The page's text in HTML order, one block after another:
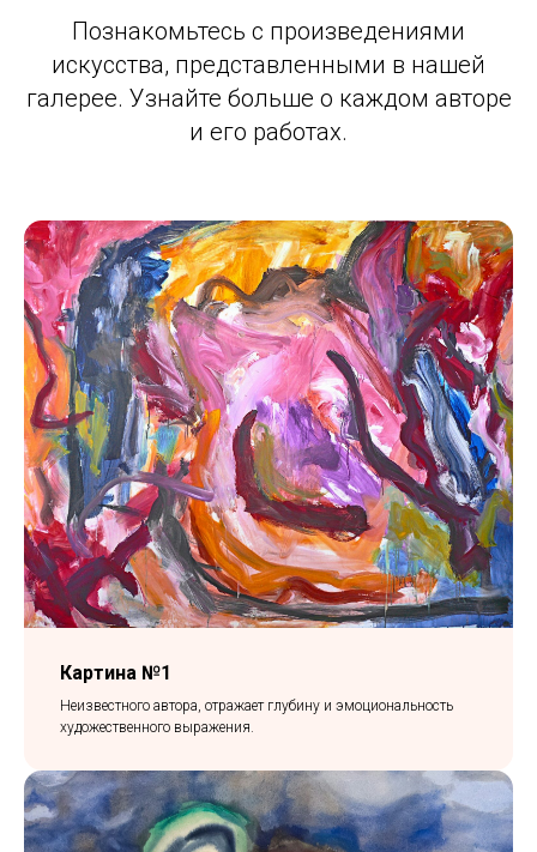
Познакомьтесь с произведениями
искусства, представленными в нашей
галерее. Узнайте больше о каждом авторе
и его работах.
Картина №1
Неизвестного автора, отражает глубину и эмоциональность
художественного выражения.